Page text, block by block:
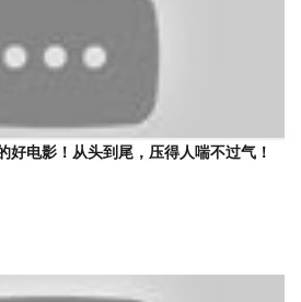
好电影！从头到尾，压得人喘不过气！